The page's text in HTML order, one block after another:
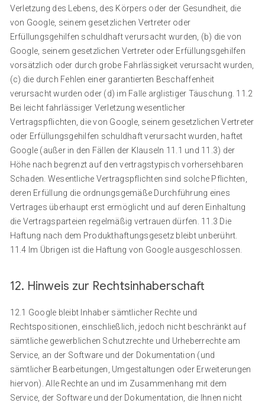
Verletzung des Lebens, des Körpers oder der Gesundheit, die
von Google, seinem gesetzlichen Vertreter oder
Erfüllungsgehilfen schuldhaft verursacht wurden, (b) die von
Google, seinem gesetzlichen Vertreter oder Erfüllungsgehilfen
vorsätzlich oder durch grobe Fahrlässigkeit verursacht wurden,
(c) die durch Fehlen einer garantierten Beschaffenheit
verursacht wurden oder (d) im Falle arglistiger Täuschung. 11.2
Bei leicht fahrlässiger Verletzung wesentlicher
Vertragspflichten, die von Google, seinem gesetzlichen Vertreter
oder Erfüllungsgehilfen schuldhaft verursacht wurden, haftet
Google (außer in den Fällen der Klauseln 11.1 und 11.3) der
Höhe nach begrenzt auf den vertragstypisch vorhersehbaren
Schaden. Wesentliche Vertragspflichten sind solche Pflichten,
deren Erfüllung die ordnungsgemäße Durchführung eines
Vertrages überhaupt erst ermöglicht und auf deren Einhaltung
die Vertragsparteien regelmäßig vertrauen dürfen. 11.3 Die
Haftung nach dem Produkthaftungsgesetz bleibt unberührt.
11.4 Im Übrigen ist die Haftung von Google ausgeschlossen.
12. Hinweis zur Rechtsinhaberschaft
12.1 Google bleibt Inhaber sämtlicher Rechte und
Rechtspositionen, einschließlich, jedoch nicht beschränkt auf
sämtliche gewerblichen Schutzrechte und Urheberrechte am
Service, an der Software und der Dokumentation (und
sämtlicher Bearbeitungen, Umgestaltungen oder Erweiterungen
hiervon). Alle Rechte an und im Zusammenhang mit dem
Service, der Software und der Dokumentation, die Ihnen nicht